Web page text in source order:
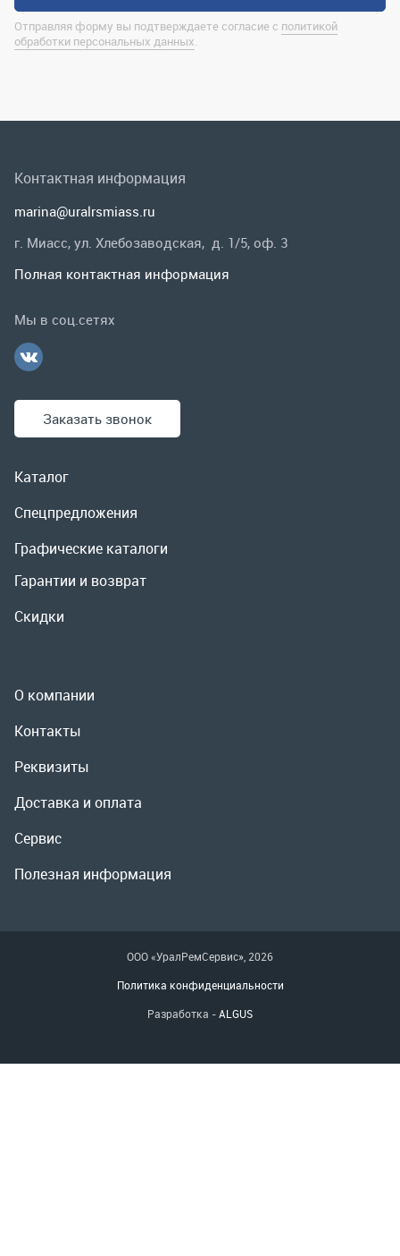
Спецпредложения
Гарантии и возврат
Полезная информация
Контактная информация
marina@uralrsmiass.ru
Заказать звонок